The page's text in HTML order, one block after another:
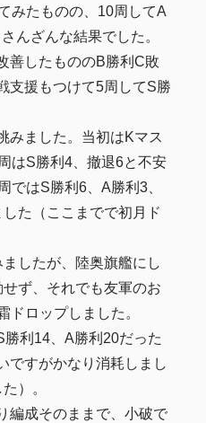
みたものの、10周してA
んざんな結果でした。
善したもののB勝利C敗
支援もつけて5周してS勝
みました。当初はKマス
はS勝利4、撤退6と不安
ではS勝利6、A勝利3、
た（ここまでで初月ド
したが、陸奥旗艦にし
ず、それでも友軍のお
ドロップしました。
利14、A勝利20だった
ですがかなり消耗しまし
）。
編成そのままで、小破で